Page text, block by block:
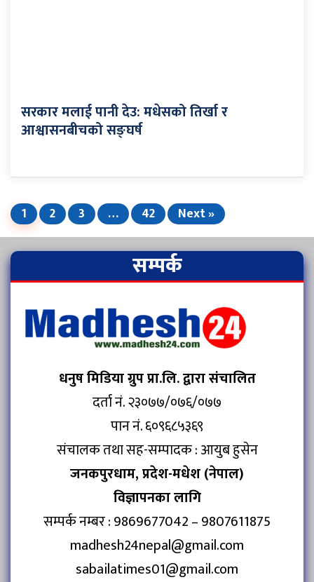
सरकार मलाई पानी देउ: मधेसको तिर्खा र
आश्वासनबीचको सङ्घर्ष
1 2 3 … 42 Next »
सम्पर्क
धनुष मिडिया ग्रुप प्रा.लि. द्वारा संचालित
दर्ता नं. २३०७७/०७६/०७७
पान नं. ६०९६८५३६९
संचालक तथा सह-सम्पादक : आयुब हुसेन
जनकपुरधाम, प्रदेश-मधेश (नेपाल)
विज्ञापनका लागि
सम्पर्क नम्बर : 9869677042 – 9807611875
madhesh24nepal@gmail.com
sabailatimes01@gmail.com